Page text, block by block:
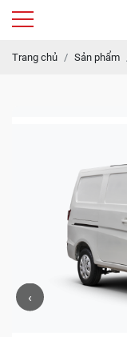
Trang chủ Sản phẩm
‹